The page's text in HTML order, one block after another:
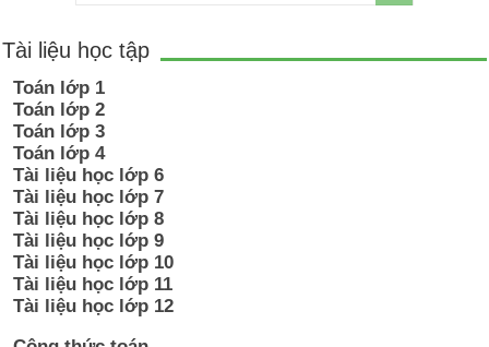
Tài liệu học tập
Toán lớp 1
Toán lớp 2
Toán lớp 3
Toán lớp 4
Tài liệu học lớp 6
Tài liệu học lớp 7
Tài liệu học lớp 8
Tài liệu học lớp 9
Tài liệu học lớp 10
Tài liệu học lớp 11
Tài liệu học lớp 12